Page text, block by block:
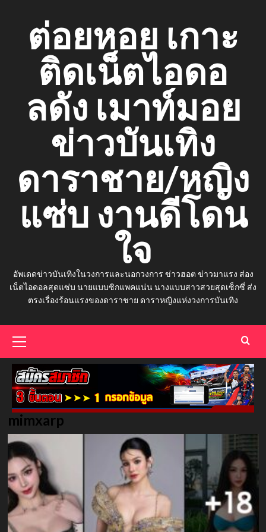
contentต่อยหอย เกาะ
ติดเน็ตไอดอ
ลดัง เมาท์มอย
ข่าวบันเทิง
ดาราชาย/หญิง
แซ่บ งานดีโดน
ใจ
อัพเดดข่าวบันเทิงในวงการและนอกวงการ ข่าวฮอต ข่าวมาแรง ส่อง
เน็ตไอดอลสุดแซ่บ นายแบบซิกแพคแน่น นางแบบสาวสวยสุดเซ็กซี่ ส่ง
ตรงเรื่องร้อนแรงของดาราชาย ดาราหญิงแห่งวงการบันเทิง
Menu
mimxarp